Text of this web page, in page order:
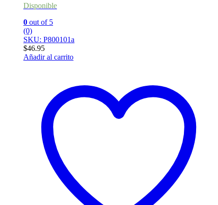
Disponible
0 out of 5
(0)
SKU: P800101a
$46.95
Añadir al carrito